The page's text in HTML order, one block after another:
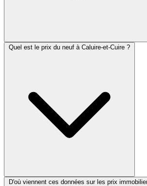
Quel est le prix du neuf à Caluire-et-Cuire ?
D'où viennent ces données sur les prix